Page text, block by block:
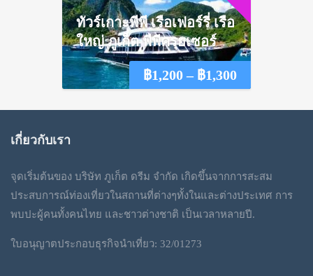
through
฿2,250
฿1,200 – ฿1,300Price
ทัวร์เกาะพีพี เรือเฟอร์รี่ เรือ
ใหญ่ ภูเก็ต พีพีครุยเซอร์
เกี่ยวกับเรา
จุดเริ่มต้นของ บริษัท ภูเก็ต ดรีม จำกัด เกิดขึ้นจากการสะสม
ประสบการณ์ท่องเที่ยวในสถานที่ต่างๆทั้งในและต่างประเทศ การ
พบปะผู้คนทั้งคนไทย และชาวต่างชาติ เป็นเวลาหลายปี.
ใบอนุญาตประกอบธุรกิจนำเที่ยว: 32/01273